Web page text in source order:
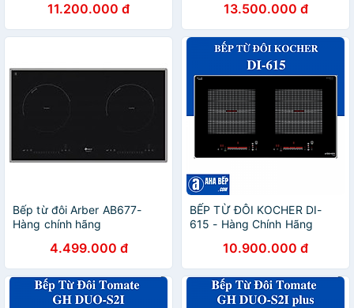
11.200.000 đ 13.500.000 đ
Bếp từ đôi Arber AB677-
Hàng chính hãng
4.499.000 đ
BẾP TỪ ĐÔI KOCHER DI-
615 - Hàng Chính Hãng
10.900.000 đ